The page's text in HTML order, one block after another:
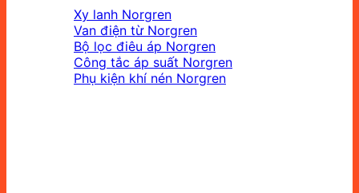
Xy lanh Norgren
Van điện từ Norgren
Bộ lọc điêu áp Norgren
Công tắc áp suất Norgren
Phụ kiện khí nén Norgren